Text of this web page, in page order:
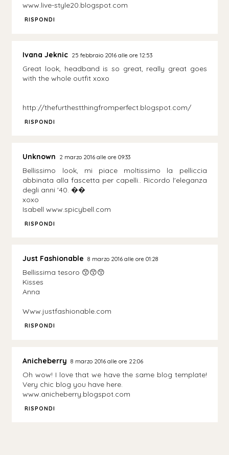
www.live-style20.blogspot.com
RISPONDI
Ivana Jeknic 25 febbraio 2016 alle ore 12:53
Great look, headband is so great, really great goes
with the whole outfit xoxo
http://thefurthestthingfromperfect.blogspot.com/
RISPONDI
Unknown 2 marzo 2016 alle ore 09:33
Bellissimo look, mi piace moltissimo la pelliccia
abbinata alla fascetta per capelli.. Ricordo l'eleganza
degli anni '40. ��
xoxo
Isabell www.spicybell.com
RISPONDI
Just Fashionable 8 marzo 2016 alle ore 01:28
Bellissima tesoro 😙😙😙
Kisses
Anna
Www.justfashionable.com
RISPONDI
Anicheberry 8 marzo 2016 alle ore 22:06
Oh wow! I love that we have the same blog template!
Very chic blog you have here.
www.anicheberry.blogspot.com
RISPONDI